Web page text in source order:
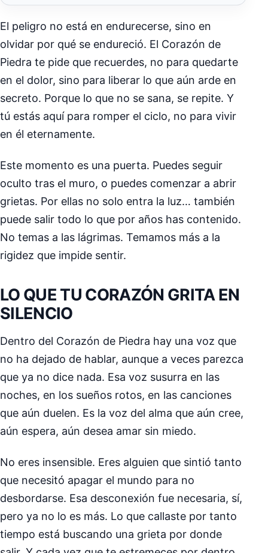
El peligro no está en endurecerse, sino en
olvidar por qué se endureció. El Corazón de
Piedra te pide que recuerdes, no para quedarte
en el dolor, sino para liberar lo que aún arde en
secreto. Porque lo que no se sana, se repite. Y
tú estás aquí para romper el ciclo, no para vivir
en él eternamente.
Este momento es una puerta. Puedes seguir
oculto tras el muro, o puedes comenzar a abrir
grietas. Por ellas no solo entra la luz… también
puede salir todo lo que por años has contenido.
No temas a las lágrimas. Temamos más a la
rigidez que impide sentir.
LO QUE TU CORAZÓN GRITA EN
SILENCIO
Dentro del Corazón de Piedra hay una voz que
no ha dejado de hablar, aunque a veces parezca
que ya no dice nada. Esa voz susurra en las
noches, en los sueños rotos, en las canciones
que aún duelen. Es la voz del alma que aún cree,
aún espera, aún desea amar sin miedo.
No eres insensible. Eres alguien que sintió tanto
que necesitó apagar el mundo para no
desbordarse. Esa desconexión fue necesaria, sí,
pero ya no lo es más. Lo que callaste por tanto
tiempo está buscando una grieta por donde